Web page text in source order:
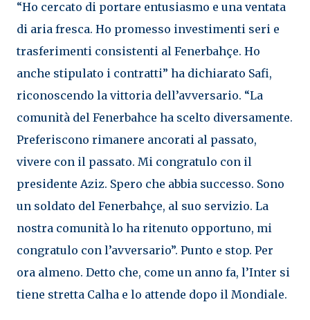
“Ho cercato di portare entusiasmo e una ventata
di aria fresca. Ho promesso investimenti seri e
trasferimenti consistenti al Fenerbahçe. Ho
anche stipulato i contratti” ha dichiarato Safi,
riconoscendo la vittoria dell’avversario. “La
comunità del Fenerbahce ha scelto diversamente.
Preferiscono rimanere ancorati al passato,
vivere con il passato. Mi congratulo con il
presidente Aziz. Spero che abbia successo. Sono
un soldato del Fenerbahçe, al suo servizio. La
nostra comunità lo ha ritenuto opportuno, mi
congratulo con l’avversario”. Punto e stop. Per
ora almeno. Detto che, come un anno fa, l’Inter si
tiene stretta Calha e lo attende dopo il Mondiale.